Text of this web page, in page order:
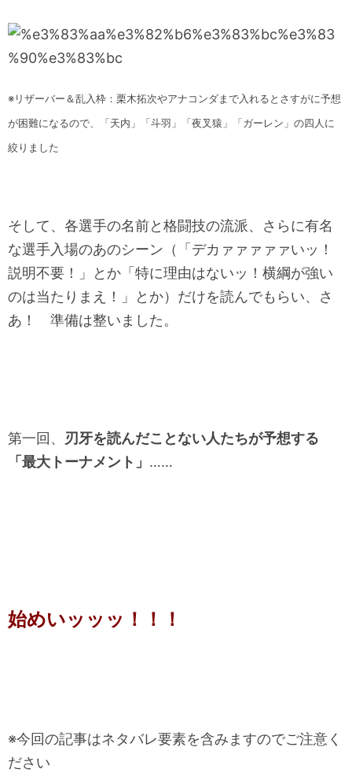
※リザーバー＆乱入枠：栗木拓次やアナコンダまで入れるとさすがに予想
が困難になるので、「天内」「斗羽」「夜叉猿」「ガーレン」の四人に
絞りました
そして、各選手の名前と格闘技の流派、さらに有名
な選手入場のあのシーン（「デカァァァァァいッ！
説明不要！」とか「特に理由はないッ！横綱が強い
のは当たりまえ！」とか）だけを読んでもらい、さ
あ！ 準備は整いました。
第一回、 刃牙を読んだことない人たちが予想する
「最大トーナメント」 ……
始めいッッッ！！！
※今回の記事はネタバレ要素を含みますのでご注意く
ださい